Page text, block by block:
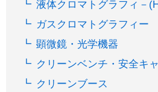
液体クロマトグラフィ－
ガスクロマトグラフィー
顕微鏡・光学機器
クリーンベンチ・安全キ
クリーンブース